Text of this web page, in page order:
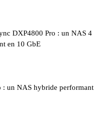
DXP4800 Pro : un NAS 4
en 10 GbE
: un NAS hybride performant